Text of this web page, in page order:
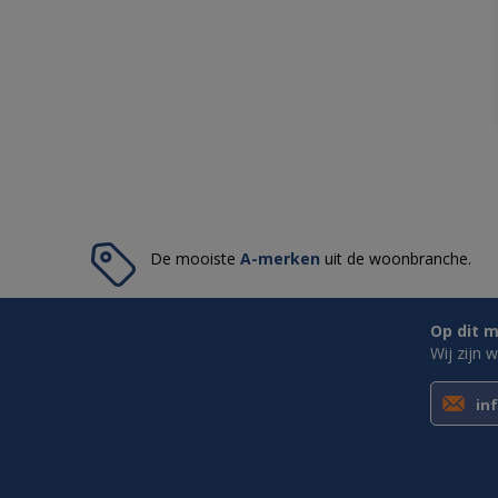
De mooiste A-merken uit de woonbranche.
Op dit
Wij zijn